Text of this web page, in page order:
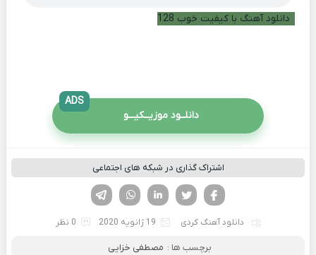
دانلود آهنگ با کیفیت خوب 128
دانلــود موزیــکیـــو
ADS
اشتراک گذاری در شبکه های اجتماعی
لینکدین تویتر
فیسوک
دانلود آهنگ کردی 19 ژانویه 2020 0 نظر
برچسب ها : مصطفی خزایی